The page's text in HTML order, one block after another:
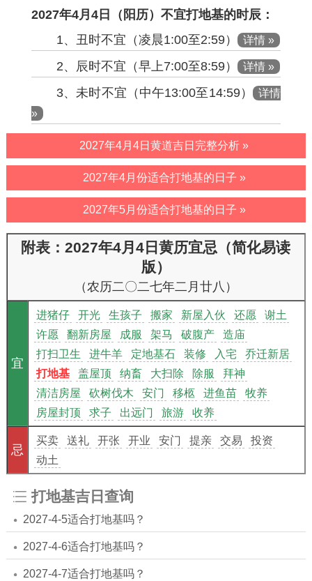
2027年4月4日（阳历）不宜打地基的时辰：
1、丑时不宜（凌晨1:00至2:59）
详情 »
2、辰时不宜（早上7:00至8:59） 详情 »
3、未时不宜（中午13:00至14:59）
详情
»
2027年4月4日黄道吉日完整分析 »
2027年4月份适合打地基的日子 »
2027年5月份适合打地基的日子 »
附表：2027年4月4日黄历宜忌（简化易读
版）
（农历二〇二七年二月廿八）
宜
进猪仔 开光 生孩子 搬家 新屋入伙 还愿
谢土
许愿
翻新房屋 成服 架马 破腹产
造庙
打扫卫生
进牛羊 定地基石 装修 入宅
乔迁新居
打地基
盖屋顶 纳畜 大扫除 除服
拜神
清洁房屋
砍树伐木 安门 移柩 进鱼苗
牧养
房屋封顶
求子 出远门 旅游 收养
忌
买卖 送礼 开张 开业 安门 提亲 交易
投资
动土
打地基吉日查询
2027-4-5适合打地基吗？
2027-4-6适合打地基吗？
2027-4-7适合打地基吗？